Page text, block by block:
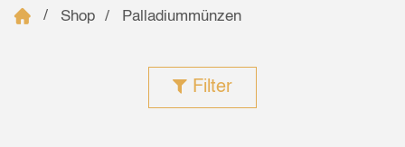
Shop Palladiummünzen
Filter